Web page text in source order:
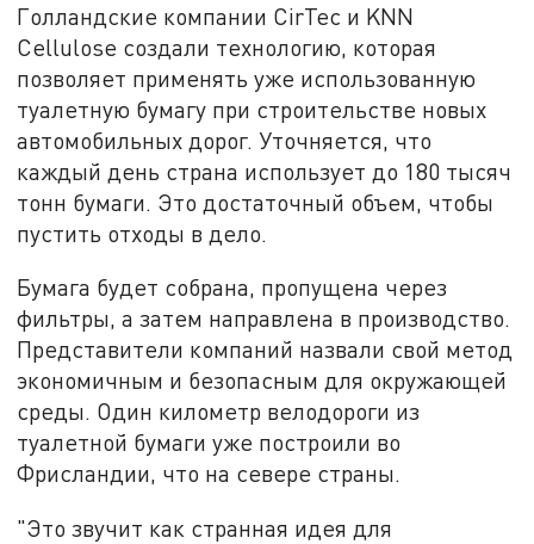
Голландские компании CirTec и KNN
Cellulose создали технологию, которая
позволяет применять уже использованную
туалетную бумагу при строительстве новых
автомобильных дорог. Уточняется, что
каждый день страна использует до 180 тысяч
тонн бумаги. Это достаточный объем, чтобы
пустить отходы в дело.
Бумага будет собрана, пропущена через
фильтры, а затем направлена в производство.
Представители компаний назвали свой метод
экономичным и безопасным для окружающей
среды. Один километр велодороги из
туалетной бумаги уже построили во
Фрисландии, что на севере страны.
"Это звучит как странная идея для